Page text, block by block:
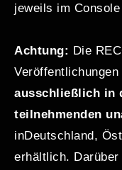
jeweils im
Achtung: Die
Veröffentlichungen
ausschließlich in
teilnehmenden
inDeutschland,
erhältlich.